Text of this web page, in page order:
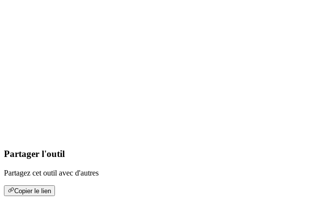
Partager l'outil
Partagez cet outil avec d'autres
Copier le lien